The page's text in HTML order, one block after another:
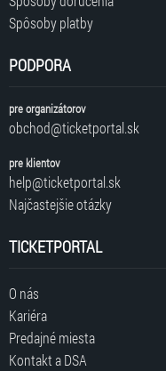
Spôsoby platby
PODPORA
pre organizátorov
obchod@ticketportal.sk
pre klientov
help@ticketportal.sk
Najčastejšie otázky
TICKETPORTAL
O nás
Kariéra
Predajné miesta
Kontakt a DSA